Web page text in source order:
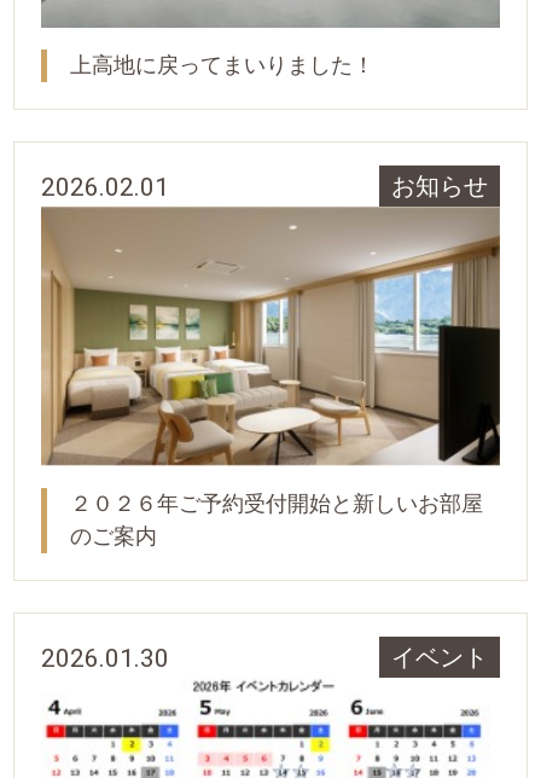
上高地に戻ってまいりました！
2026.02.01 お知らせ
２０２６年ご予約受付開始と新しいお部屋
のご案内
2026.01.30 イベント